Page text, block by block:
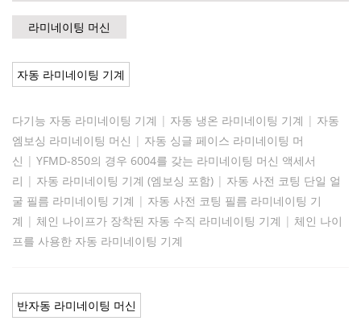
라미네이팅 머신
자동 라미네이팅 기계
다기능 자동 라미네이팅 기계 | 자동 냉온 라미네이팅 기계 | 자동
엠보싱 라미네이팅 머신 | 자동 싱글 페이스 라미네이팅 머
신 | YFMD-850의 경우 6004를 갖는 라미네이팅 머신 액세서
리 | 자동 라미네이팅 기계 (엠보싱 포함) | 자동 사전 코팅 단일 얼
굴 필름 라미네이팅 기계 | 자동 사전 코팅 필름 라미네이팅 기
계 | 체인 나이프가 장착된 자동 수직 라미네이팅 기계 | 체인 나이
프를 사용한 자동 라미네이팅 기계
반자동 라미네이팅 머신